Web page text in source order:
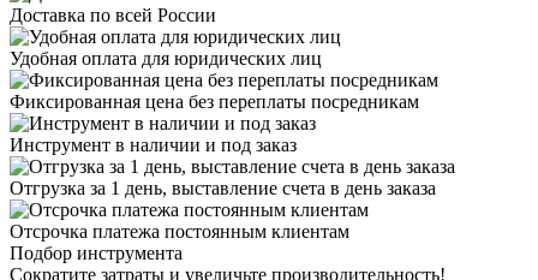
Доставка по всей России
Удобная оплата для юридических лиц
Фиксированная цена без переплаты посредникам
Инструмент в наличии и под заказ
Отгрузка за 1 день, выставление счета в день заказа
Отсрочка платежа постоянным клиентам
Подбор инструмента
Сократите затраты и увеличьте производительность!